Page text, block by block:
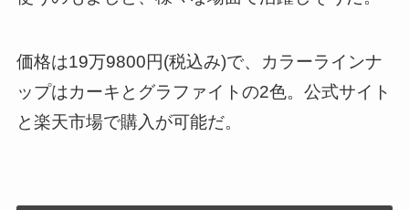
価格は19万9800円(税込み)で、カラーラインナ
ップはカーキとグラファイトの2色。公式サイト
と楽天市場で購入が可能だ。